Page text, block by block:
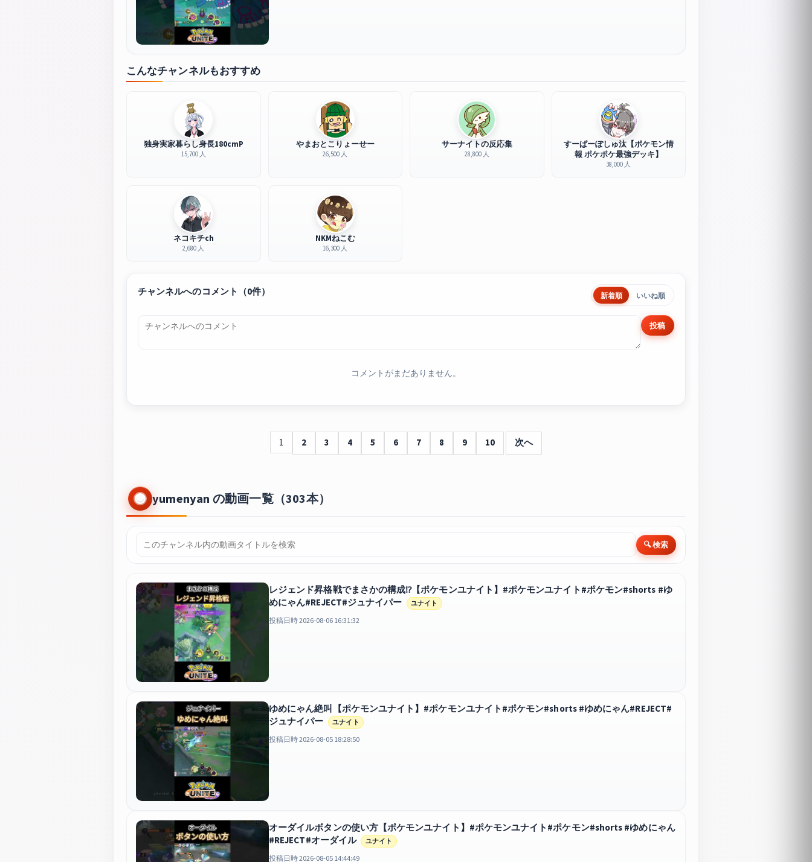
こんなチャンネルもおすすめ
独身実家暮らし身長180cmP
15,700 人
やまおとこりょーせー
26,500 人
サーナイトの反応集
28,800 人
すーぱーぽしゅ汰【ポケモン情
報 ポケポケ最強デッキ】
38,000 人
ネコキチch
2,680 人
NKMねこむ
16,300 人
チャンネルへのコメント（0件） 新着順 いいね順
投稿
コメントがまだありません。
1 2 3 4 5 6 7 8 9 10 次へ
yumenyan の動画一覧（303本）
🔍 検索
レジェンド昇格戦でまさかの構成⁉【ポケモンユナイト】#ポケモンユナイト#ポケモン#shorts #ゆ
めにゃん#REJECT#ジュナイパー
ユナイト
投稿日時 2026-08-06 16:31:32
ゆめにゃん絶叫【ポケモンユナイト】#ポケモンユナイト#ポケモン#shorts #ゆめにゃん#REJECT#
ジュナイパー
ユナイト
投稿日時 2026-08-05 18:28:50
オーダイルボタンの使い方【ポケモンユナイト】#ポケモンユナイト#ポケモン#shorts #ゆめにゃん
#REJECT#オーダイル
ユナイト
投稿日時 2026-08-05 14:44:49